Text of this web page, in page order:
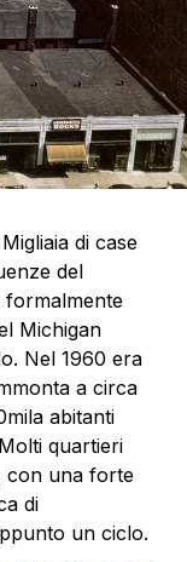
di case
del
formalmente
Michigan
Nel 1960 era
a circa
abitanti
quartieri
con una forte
di
un ciclo.